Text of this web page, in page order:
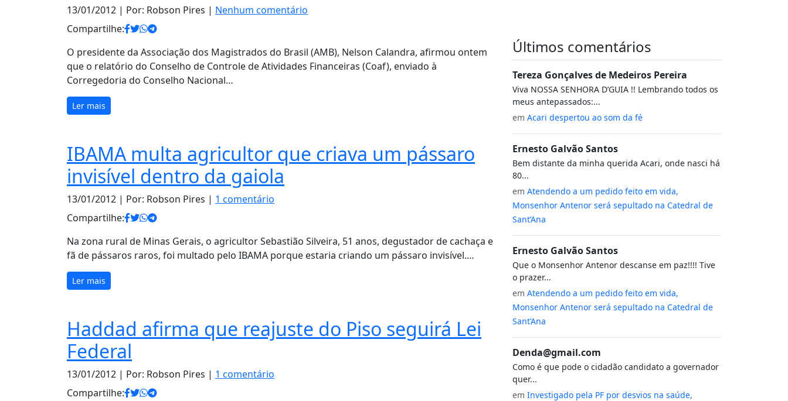
13/01/2012 | Por: Robson Pires | Nenhum comentário
Compartilhe:
O presidente da Associação dos Magistrados do Brasil (AMB), Nelson Calandra, afirmou ontem
que o relatório do Conselho de Controle de Atividades Financeiras (Coaf), enviado à
Corregedoria do Conselho Nacional…
Ler mais
IBAMA multa agricultor que criava um pássaro
invisível dentro da gaiola
13/01/2012 | Por: Robson Pires | 1 comentário
Compartilhe:
Na zona rural de Minas Gerais, o agricultor Sebastião Silveira, 51 anos, degustador de cachaça e
fã de pássaros raros, foi multado pelo IBAMA porque estaria criando um pássaro invisível.…
Ler mais
Haddad afirma que reajuste do Piso seguirá Lei
Federal
13/01/2012 | Por: Robson Pires | 1 comentário
Compartilhe:
Últimos comentários
Tereza Gonçalves de Medeiros Pereira
Viva NOSSA SENHORA D’GUIA !! Lembrando todos os
meus antepassados:...
em Acari despertou ao som da fé
Ernesto Galvão Santos
Bem distante da minha querida Acari, onde nasci há
80...
em Atendendo a um pedido feito em vida,
Monsenhor Antenor será sepultado na Catedral de
Sant’Ana
Ernesto Galvão Santos
Que o Monsenhor Antenor descanse em paz!!!! Tive
o prazer...
em Atendendo a um pedido feito em vida,
Monsenhor Antenor será sepultado na Catedral de
Sant’Ana
Denda@gmail.com
Como é que pode o cidadão candidato a governador
quer...
em Investigado pela PF por desvios na saúde,